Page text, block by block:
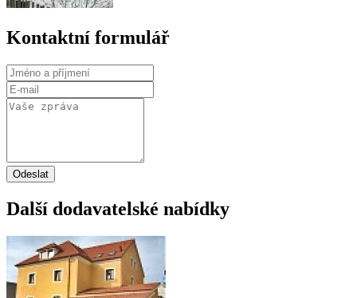
Kontaktní formulář
Odeslat
Další dodavatelské nabídky